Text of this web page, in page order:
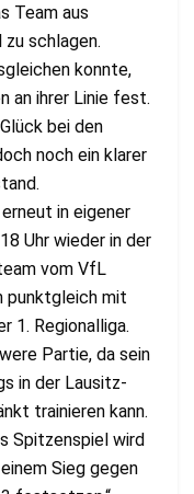
Team aus
schlagen.
konnte,
an ihrer Linie fest.
bei den
noch ein klarer
in eigener
Uhr wieder in der
vom VfL
punktgleich mit
1. Regionalliga.
Partie, da sein
in der Lausitz-
trainieren kann.
Spitzenspiel wird
Sieg gegen